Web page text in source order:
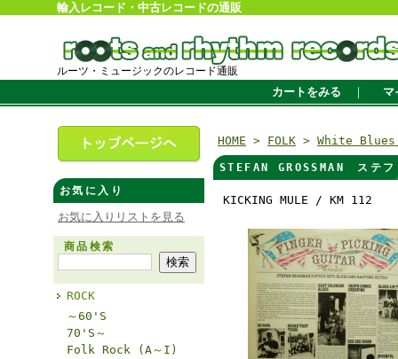
輸入レコード・中古レコードの通販
ルーツ・ミュージックのレコード通販
カートをみる ｜ マ
お気に入り
お気に入りリストを見る
商品検索
ROCK
～60'S
70'S～
Folk Rock (A～I)
HOME > FOLK > White Blues
STEFAN GROSSMAN
KICKING MULE / KM 112